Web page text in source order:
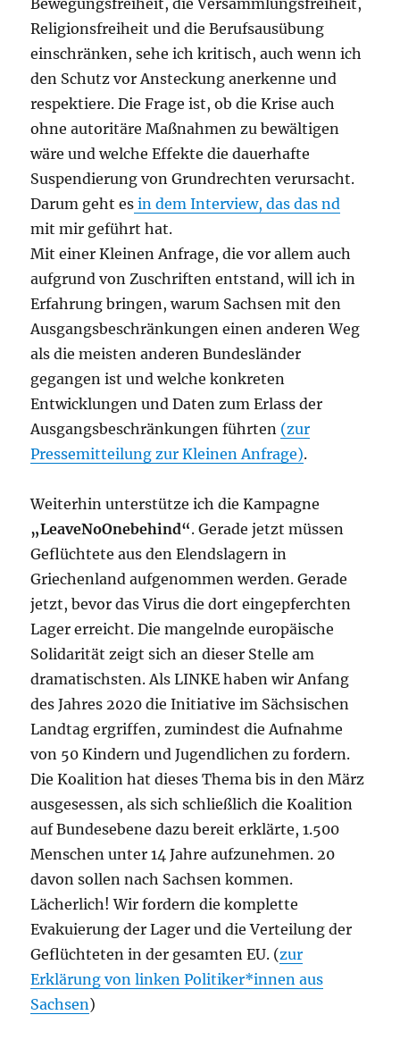
Religionsfreiheit und die Berufsausübung
einschränken, sehe ich kritisch, auch wenn ich
den Schutz vor Ansteckung anerkenne und
respektiere. Die Frage ist, ob die Krise auch
ohne autoritäre Maßnahmen zu bewältigen
wäre und welche Effekte die dauerhafte
Suspendierung von Grundrechten verursacht.
Darum geht es in dem Interview, das das nd
mit mir geführt hat.
Mit einer Kleinen Anfrage, die vor allem auch
aufgrund von Zuschriften entstand, will ich in
Erfahrung bringen, warum Sachsen mit den
Ausgangsbeschränkungen einen anderen Weg
als die meisten anderen Bundesländer
gegangen ist und welche konkreten
Entwicklungen und Daten zum Erlass der
Ausgangsbeschränkungen führten (zur
Pressemitteilung zur Kleinen Anfrage).
Weiterhin unterstütze ich die Kampagne
„LeaveNoOnebehind“. Gerade jetzt müssen
Geflüchtete aus den Elendslagern in
Griechenland aufgenommen werden. Gerade
jetzt, bevor das Virus die dort eingepferchten
Lager erreicht. Die mangelnde europäische
Solidarität zeigt sich an dieser Stelle am
dramatischsten. Als LINKE haben wir Anfang
des Jahres 2020 die Initiative im Sächsischen
Landtag ergriffen, zumindest die Aufnahme
von 50 Kindern und Jugendlichen zu fordern.
Die Koalition hat dieses Thema bis in den März
ausgesessen, als sich schließlich die Koalition
auf Bundesebene dazu bereit erklärte, 1.500
Menschen unter 14 Jahre aufzunehmen. 20
davon sollen nach Sachsen kommen.
Lächerlich! Wir fordern die komplette
Evakuierung der Lager und die Verteilung der
Geflüchteten in der gesamten EU. (zur
Erklärung von linken Politiker*innen aus
Sachsen)